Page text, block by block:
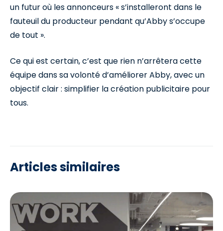
un futur où les annonceurs « s’installeront dans le
fauteuil du producteur pendant qu’Abby s’occupe
de tout ».
Ce qui est certain, c’est que rien n’arrêtera cette
équipe dans sa volonté d’améliorer Abby, avec un
objectif clair : simplifier la création publicitaire pour
tous.
Articles similaires